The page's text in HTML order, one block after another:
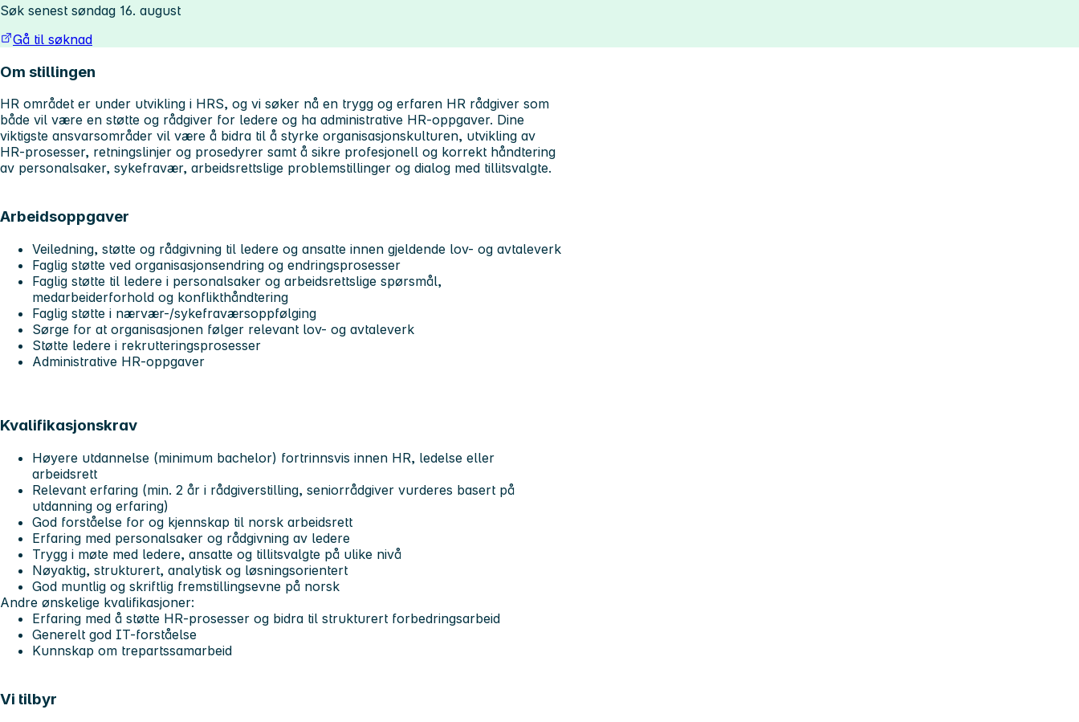
Søk senest søndag 16. august
Gå til søknad
Om stillingen
HR området er under utvikling i HRS, og vi søker nå en trygg og erfaren HR rådgiver som
både vil være en støtte og rådgiver for ledere og ha administrative HR-oppgaver. Dine
viktigste ansvarsområder vil være å bidra til å styrke organisasjonskulturen, utvikling av
HR-prosesser, retningslinjer og prosedyrer samt å sikre profesjonell og korrekt håndtering
av personalsaker, sykefravær, arbeidsrettslige problemstillinger og dialog med tillitsvalgte.
Arbeidsoppgaver
Veiledning, støtte og rådgivning til ledere og ansatte innen gjeldende lov- og avtaleverk
Faglig støtte ved organisasjonsendring og endringsprosesser
Faglig støtte til ledere i personalsaker og arbeidsrettslige spørsmål,
medarbeiderforhold og konflikthåndtering
Faglig støtte i nærvær-/sykefraværsoppfølging
Sørge for at organisasjonen følger relevant lov- og avtaleverk
Støtte ledere i rekrutteringsprosesser
Administrative HR-oppgaver
Kvalifikasjonskrav
Høyere utdannelse (minimum bachelor) fortrinnsvis innen HR, ledelse eller
arbeidsrett
Relevant erfaring (min. 2 år i rådgiverstilling, seniorrådgiver vurderes basert på
utdanning og erfaring)
God forståelse for og kjennskap til norsk arbeidsrett
Erfaring med personalsaker og rådgivning av ledere
Trygg i møte med ledere, ansatte og tillitsvalgte på ulike nivå
Nøyaktig, strukturert, analytisk og løsningsorientert
God muntlig og skriftlig fremstillingsevne på norsk
Andre ønskelige kvalifikasjoner:
Erfaring med å støtte HR-prosesser og bidra til strukturert forbedringsarbeid
Generelt god IT-forståelse
Kunnskap om trepartssamarbeid
Vi tilbyr